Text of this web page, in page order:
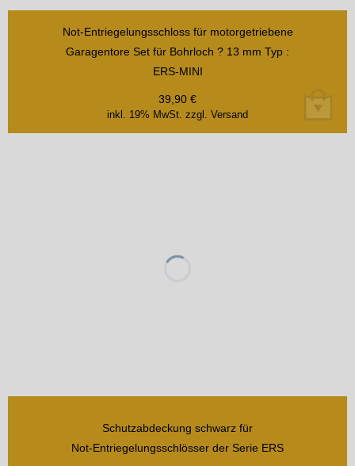
Not-Entriegelungsschloss für motorgetriebene
Garagentore Set für Bohrloch ? 13 mm Typ :
ERS-MINI
inkl. 19% MwSt. zzgl. Versand
39,90 €
Schutzabdeckung schwarz für
Not-Entriegelungsschlösser der Serie ERS